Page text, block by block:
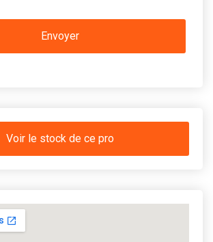
Voir le stock de ce pro